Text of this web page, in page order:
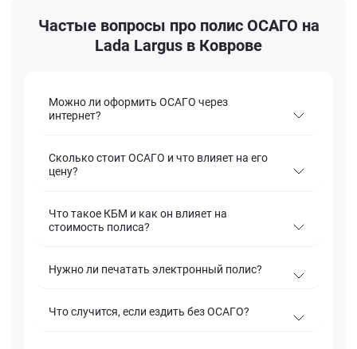
Частые вопросы про полис ОСАГО на
Lada Largus в Коврове
Можно ли оформить ОСАГО через
интернет?
Сколько стоит ОСАГО и что влияет на его
цену?
Что такое КБМ и как он влияет на
стоимость полиса?
Нужно ли печатать электронный полис?
Что случится, если ездить без ОСАГО?